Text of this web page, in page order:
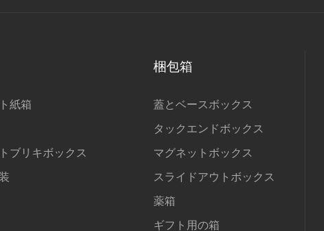
紙箱
ブリキボックス
梱包箱
蓋とベースボックス
タックエンドボックス
マグネットボックス
スライドアウトボックス
薬箱
ギフト用の箱